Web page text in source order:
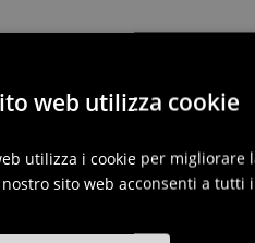
web utilizza cookie
utilizza i cookie per migliorare
sito web acconsenti a tutti